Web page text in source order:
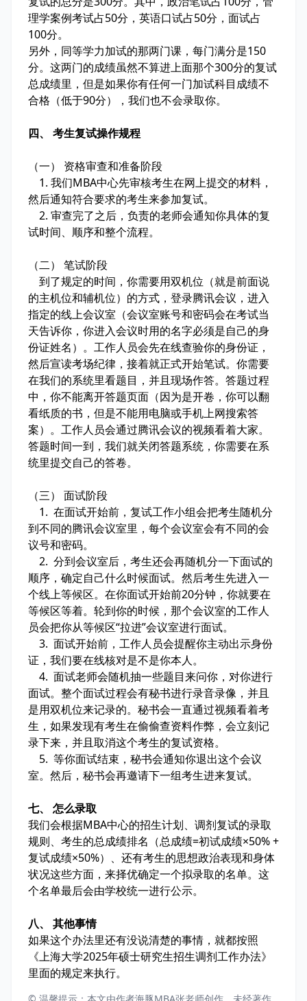
理学案例考试占50分，英语口试占50分，面试占
100分。
另外，同等学力加试的那两门课，每门满分是150
分。这两门的成绩虽然不算进上面那个300分的复试
总成绩里，但是如果你有任何一门加试科目成绩不
合格（低于90分），我们也不会录取你。
四、 考生复试操作规程
（一） 资格审查和准备阶段
1. 我们MBA中心先审核考生在网上提交的材料，
然后通知符合要求的考生来参加复试。
2. 审查完了之后，负责的老师会通知你具体的复
试时间、顺序和整个流程。
（二） 笔试阶段
到了规定的时间，你需要用双机位（就是前面说
的主机位和辅机位）的方式，登录腾讯会议，进入
指定的线上会议室（会议室账号和密码会在考试当
天告诉你，你进入会议时用的名字必须是自己的身
份证姓名）。工作人员会先在线查验你的身份证，
然后宣读考场纪律，接着就正式开始笔试。你需要
在我们的系统里看题目，并且现场作答。答题过程
中，你不能离开答题页面（因为是开卷，你可以翻
看纸质的书，但是不能用电脑或手机上网搜索答
案）。工作人员会通过腾讯会议的视频看着大家。
答题时间一到，我们就关闭答题系统，你需要在系
统里提交自己的答卷。
（三） 面试阶段
1. 在面试开始前，复试工作小组会把考生随机分
到不同的腾讯会议室里，每个会议室会有不同的会
议号和密码。
2. 分到会议室后，考生还会再随机分一下面试的
顺序，确定自己什么时候面试。然后考生先进入一
个线上等候区。在你面试开始前20分钟，你就要在
等候区等着。轮到你的时候，那个会议室的工作人
员会把你从等候区“拉进”会议室进行面试。
3. 面试开始前，工作人员会提醒你主动出示身份
证，我们要在线核对是不是你本人。
4. 面试老师会随机抽一些题目来问你，对你进行
面试。整个面试过程会有秘书进行录音录像，并且
是用双机位来记录的。秘书会一直通过视频看着考
生，如果发现有考生在偷偷查资料作弊，会立刻记
录下来，并且取消这个考生的复试资格。
5. 等你面试结束，秘书会通知你退出这个会议
室。然后，秘书会再邀请下一组考生进来复试。
七、 怎么录取
我们会根据MBA中心的招生计划、调剂复试的录取
规则、考生的总成绩排名（总成绩=初试成绩×50% +
复试成绩×50%）、还有考生的思想政治表现和身体
状况这些方面，来择优确定一个拟录取的名单。这
个名单最后会由学校统一进行公示。
八、 其他事情
如果这个办法里还有没说清楚的事情，就都按照
《上海大学2025年硕士研究生招生调剂工作办法》
里面的规定来执行。